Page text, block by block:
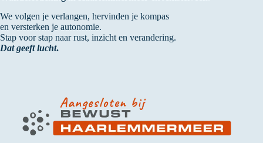
We volgen je verlangen, hervinden je kompas
en versterken je autonomie.
Stap voor stap naar rust, inzicht en verandering.
Dat geeft lucht.